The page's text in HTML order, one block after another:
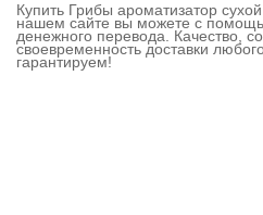
Купить Грибы ароматизатор
нашем сайте вы можете с
денежного перевода. Качество,
своевременность доставки
гарантируем!